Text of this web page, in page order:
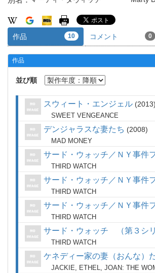
作品 10 コメント 0
作品
並び順
スウィート・エンジェル 2013
SWEET VENGEANCE
デンジャラスな妻たち 2008
MAD MONEY
サード・ウォッチ／ＮＹ事件
THIRD WATCH
サード・ウォッチ／ＮＹ事件
THIRD WATCH
サード・ウォッチ／ＮＹ事件
THIRD WATCH
サード・ウォッチ （第３シリ
THIRD WATCH
ケネディー家の妻（おんな）
JACKIE, ETHEL, JOAN: THE